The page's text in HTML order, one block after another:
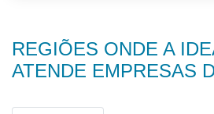
REGIÕES ONDE A
ATENDE EMPRESAS